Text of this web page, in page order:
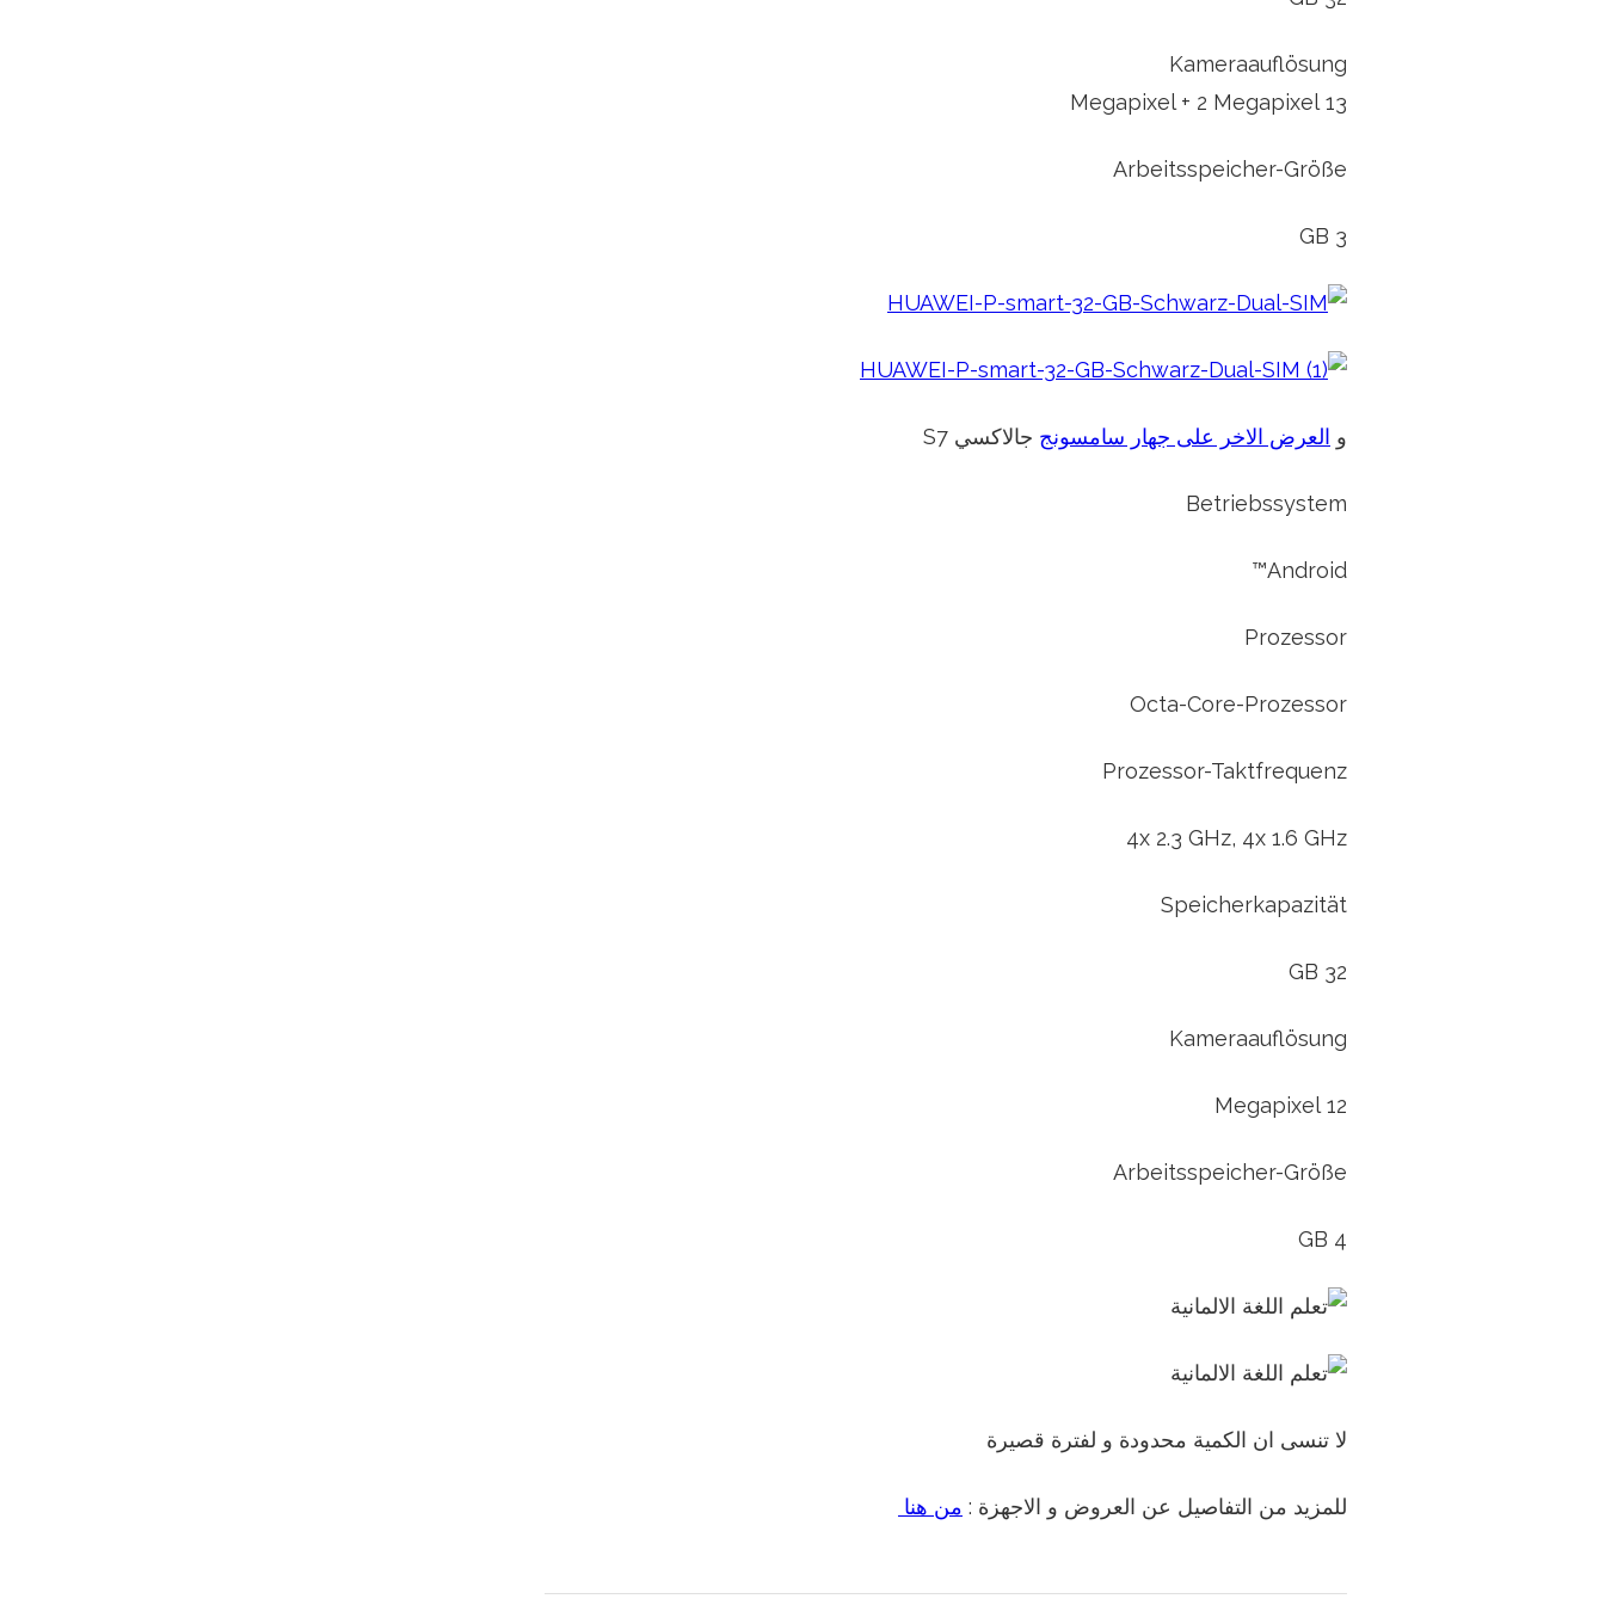
Kameraauflösung
13 Megapixel + 2 Megapixel
Arbeitsspeicher-Größe
3 GB
و العرض الاخر على جهار سامسونج جالاكسي S7
Betriebssystem
Android™
Prozessor
Octa-Core-Prozessor
Prozessor-Taktfrequenz
4x 2.3 GHz, 4x 1.6 GHz
Speicherkapazität
32 GB
Kameraauflösung
12 Megapixel
Arbeitsspeicher-Größe
4 GB
لا تنسى ان الكمية محدودة و لفترة قصيرة
للمزيد من التفاصيل عن العروض و الاجهزة : من هنا